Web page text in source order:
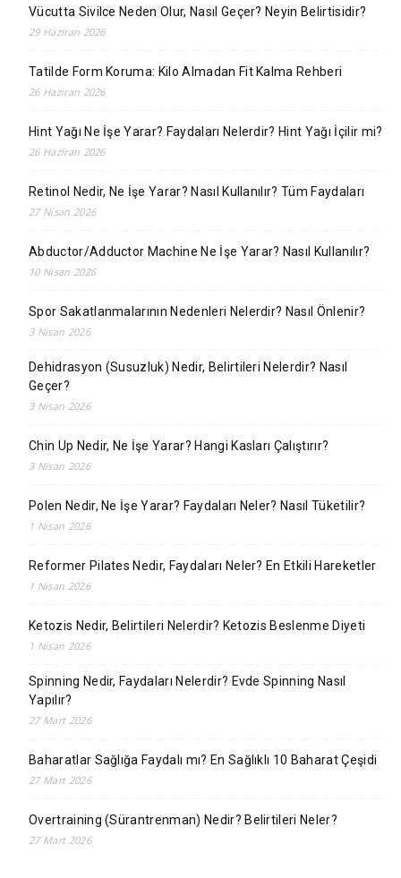
Vücutta Sivilce Neden Olur, Nasıl Geçer? Neyin Belirtisidir?
29 Haziran 2026
Tatilde Form Koruma: Kilo Almadan Fit Kalma Rehberi
26 Haziran 2026
Hint Yağı Ne İşe Yarar? Faydaları Nelerdir? Hint Yağı İçilir mi?
26 Haziran 2026
Retinol Nedir, Ne İşe Yarar? Nasıl Kullanılır? Tüm Faydaları
27 Nisan 2026
Abductor/Adductor Machine Ne İşe Yarar? Nasıl Kullanılır?
10 Nisan 2026
Spor Sakatlanmalarının Nedenleri Nelerdir? Nasıl Önlenir?
3 Nisan 2026
Dehidrasyon (Susuzluk) Nedir, Belirtileri Nelerdir? Nasıl
Geçer?
3 Nisan 2026
Chin Up Nedir, Ne İşe Yarar? Hangi Kasları Çalıştırır?
3 Nisan 2026
Polen Nedir, Ne İşe Yarar? Faydaları Neler? Nasıl Tüketilir?
1 Nisan 2026
Reformer Pilates Nedir, Faydaları Neler? En Etkili Hareketler
1 Nisan 2026
Ketozis Nedir, Belirtileri Nelerdir? Ketozis Beslenme Diyeti
1 Nisan 2026
Spinning Nedir, Faydaları Nelerdir? Evde Spinning Nasıl
Yapılır?
27 Mart 2026
Baharatlar Sağlığa Faydalı mı? En Sağlıklı 10 Baharat Çeşidi
27 Mart 2026
Overtraining (Sürantrenman) Nedir? Belirtileri Neler?
27 Mart 2026